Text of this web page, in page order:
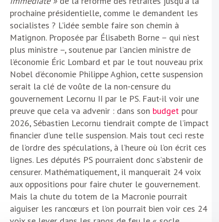
prochaine présidentielle, comme le demandent les
socialistes ? L’idée semble faire son chemin à
Matignon. Proposée par Élisabeth Borne – qui n’est
plus ministre –, soutenue par l’ancien ministre de
l’économie Éric Lombard et par le tout nouveau prix
Nobel d’économie Philippe Aghion, cette suspension
serait la clé de voûte de la non-censure du
gouvernement Lecornu II par le PS. Faut-il voir une
preuve que cela va advenir : dans son budget pour
2026, Sébastien Lecornu tiendrait compte de l’impact
financier d’une telle suspension. Mais tout ceci reste
de l’ordre des spéculations, à l’heure où l’on écrit ces
lignes. Les députés PS pourraient donc s’abstenir de
censurer. Mathématiquement, il manquerait 24 voix
aux oppositions pour faire chuter le gouvernement.
Mais la chute du totem de la Macronie pourrait
aiguiser les rancœurs et l’on pourrait bien voir ces 24